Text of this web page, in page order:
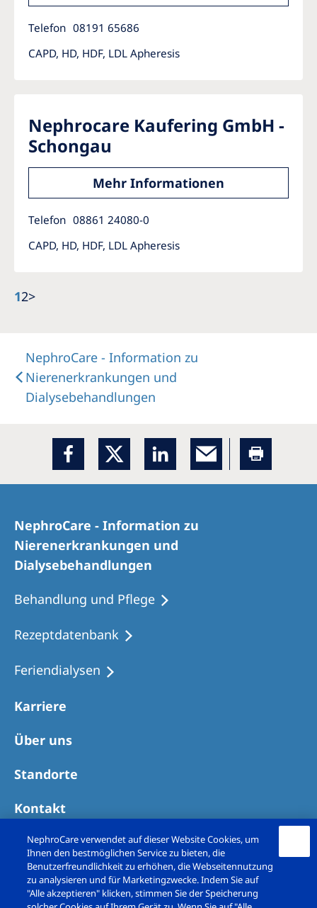
Telefon 08191 65686
CAPD, HD, HDF, LDL Apheresis
Nephrocare Kaufering GmbH -
Schongau
Mehr Informationen
Telefon 08861 24080-0
CAPD, HD, HDF, LDL Apheresis
12>
NephroCare - Information zu
Nierenerkrankungen und
Dialysebehandlungen
NephroCare - Information zu
Nierenerkrankungen und
Dialysebehandlungen
Behandlung und Pflege
Rezeptdatenbank
Feriendialysen
Karriere
Über uns
Standorte
Kontakt
NephroCare verwendet auf dieser Website Cookies, um
Ihnen den bestmöglichen Service zu bieten, die
Benutzerfreundlichkeit zu erhöhen, die Webseitennutzung
zu analysieren und für Marketingzwecke. Indem Sie auf
"Alle akzeptieren" klicken, stimmen Sie der Speicherung